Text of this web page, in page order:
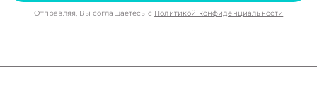
Отправляя, Вы соглашаетесь с Политикой конфиденциальности